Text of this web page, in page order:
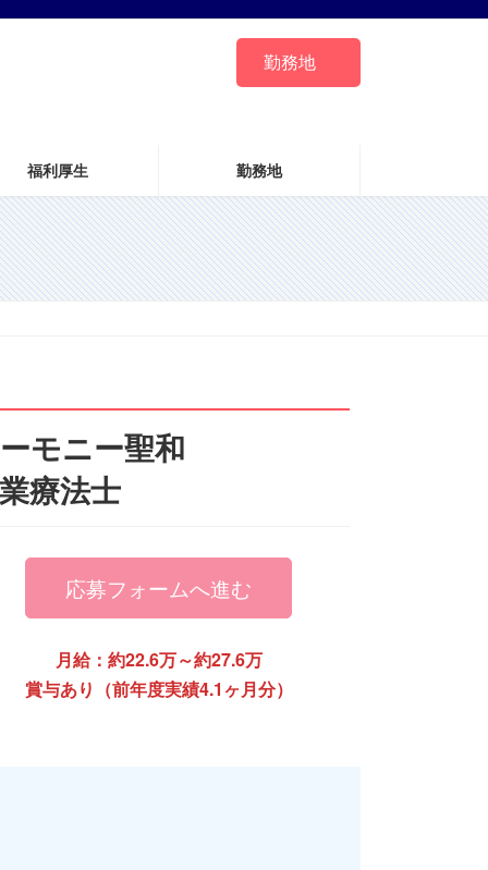
勤務地
福利厚生 勤務地
モニー聖和
療法士
応募フォームへ進む
月給：約22.6万～約27.6万
賞与あり（前年度実績4.1ヶ月分）